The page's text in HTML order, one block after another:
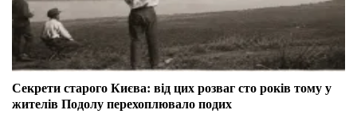
Секрети старого Києва: від цих розваг сто років тому у
жителів Подолу перехоплювало подих